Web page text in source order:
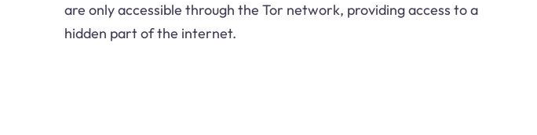
are only accessible through the Tor network, providing access to a
hidden part of the internet.